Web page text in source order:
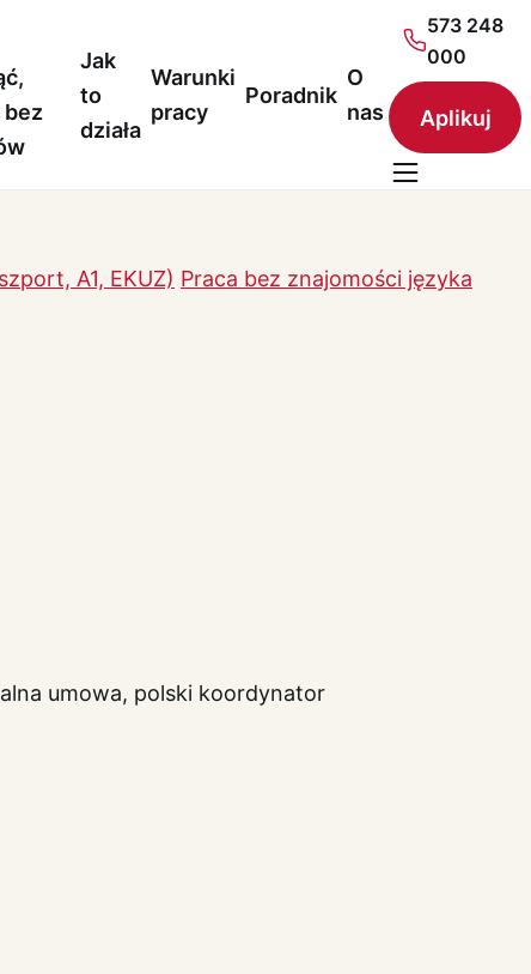
bez
Jak
to
działa
Warunki
pracy
Poradnik
O
nas
573 248
000
Aplikuj
A1, EKUZ) Praca bez znajomości języka
umowa, polski koordynator